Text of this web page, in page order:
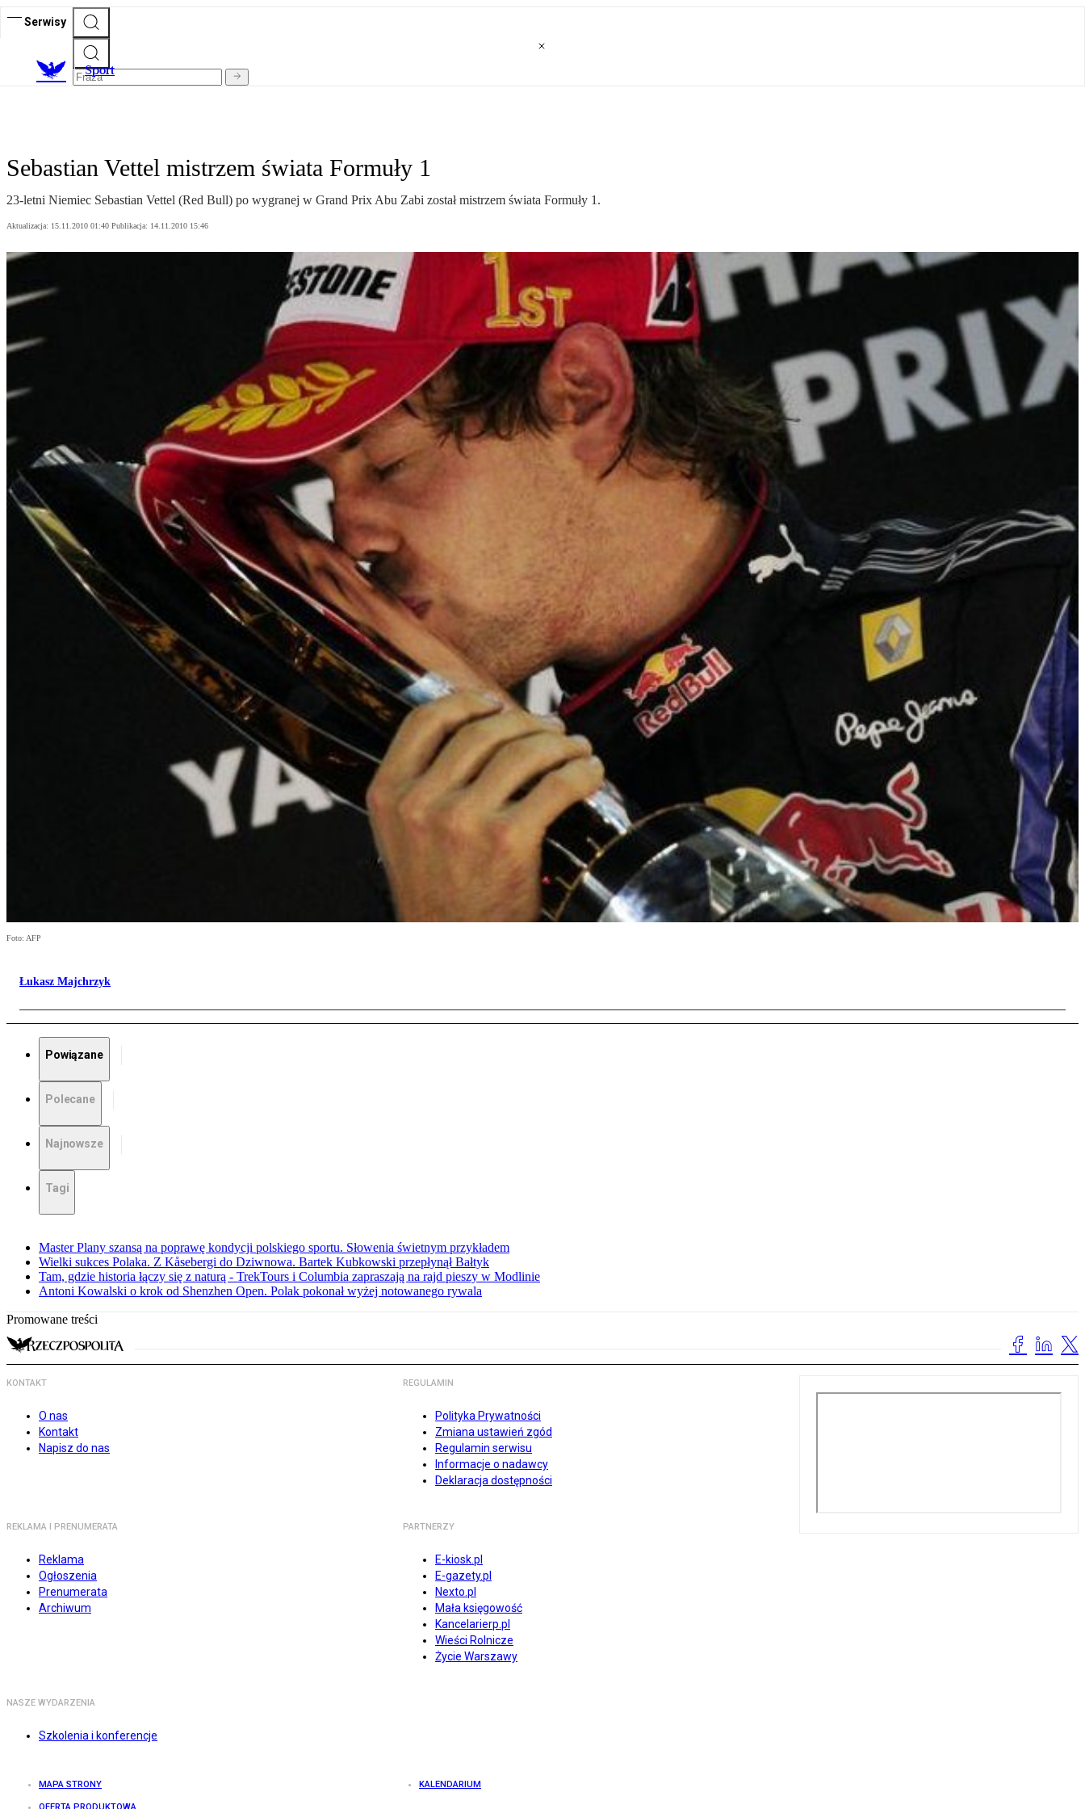
Serwisy
Sport
Sebastian Vettel mistrzem świata Formuły 1
23-letni Niemiec Sebastian Vettel (Red Bull) po wygranej w Grand Prix Abu Zabi został mistrzem świata Formuły 1.
Aktualizacja: 15.11.2010 01:40 Publikacja: 14.11.2010 15:46
Foto: AFP
Łukasz Majchrzyk
Powiązane
Polecane
Najnowsze
Tagi
Master Plany szansą na poprawę kondycji polskiego sportu. Słowenia świetnym przykładem
Wielki sukces Polaka. Z Kåsebergi do Dziwnowa. Bartek Kubkowski przepłynął Bałtyk
Tam, gdzie historia łączy się z naturą - TrekTours i Columbia zapraszają na rajd pieszy w Modlinie
Antoni Kowalski o krok od Shenzhen Open. Polak pokonał wyżej notowanego rywala
Promowane treści
KONTAKT
O nas
Kontakt
Napisz do nas
REGULAMIN
Polityka Prywatności
Zmiana ustawień zgód
Regulamin serwisu
Informacje o nadawcy
Deklaracja dostępności
REKLAMA I PRENUMERATA
Reklama
Ogłoszenia
Prenumerata
Archiwum
PARTNERZY
E-kiosk.pl
E-gazety.pl
Nexto.pl
Mała księgowość
Kancelarierp.pl
Wieści Rolnicze
Życie Warszawy
NASZE WYDARZENIA
Szkolenia i konferencje
MAPA STRONY KALENDARIUM